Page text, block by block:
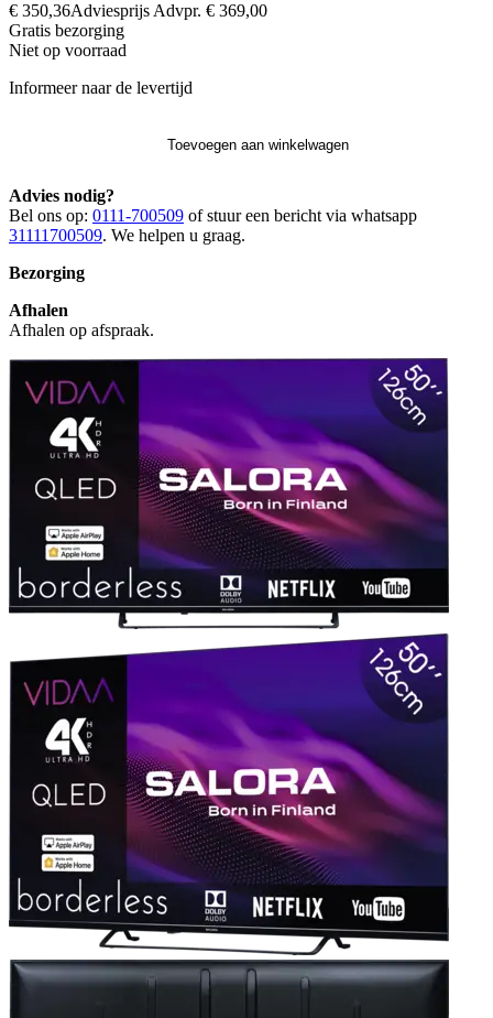
€ 350,36Adviesprijs Advpr. € 369,00
Gratis bezorging
Niet op voorraad
Informeer naar de levertijd
Toevoegen aan winkelwagen
Advies nodig?
Bel ons op: 0111-700509 of stuur een bericht via whatsapp
31111700509. We helpen u graag.
Bezorging
Afhalen
Afhalen op afspraak.